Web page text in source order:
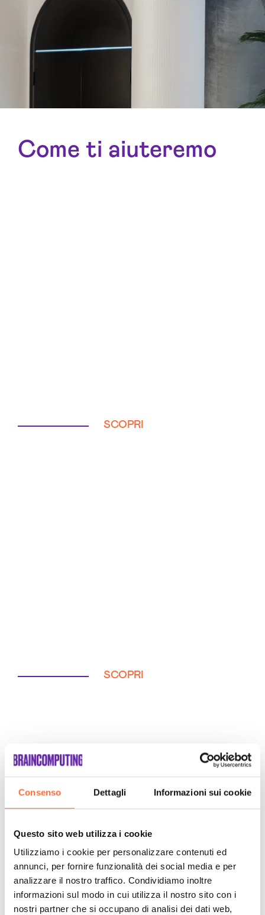
Consenso Dettagli Informazioni sui cookie
Questo sito web utilizza i cookie
Utilizziamo i cookie per personalizzare contenuti ed
annunci, per fornire funzionalità dei social media e per
analizzare il nostro traffico. Condividiamo inoltre
informazioni sul modo in cui utilizza il nostro sito con i
nostri partner che si occupano di analisi dei dati web,
Come ti aiuteremo
SCOPRI
SCOPRI